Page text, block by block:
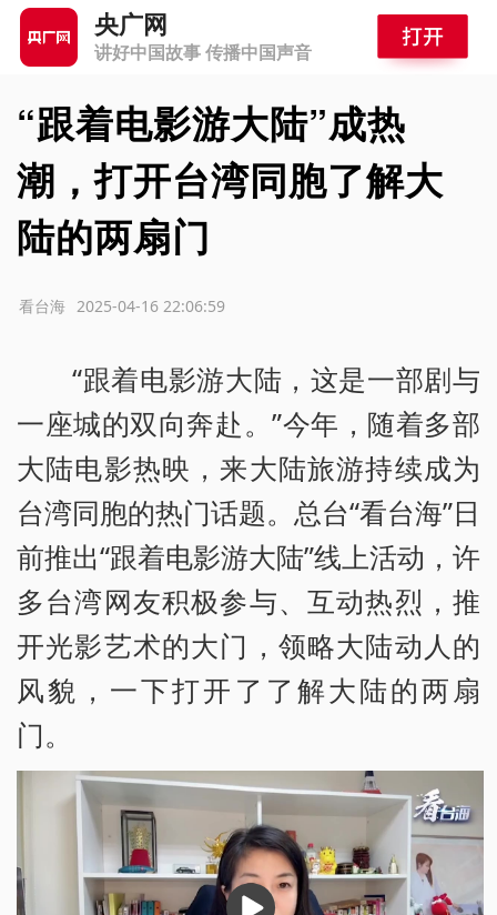
央广网
讲好中国故事 传播中国声音
“跟着电影游大陆”成热
潮，打开台湾同胞了解大
陆的两扇门
2025-04-16 22:06:59
看台海
“跟着电影游大陆，这是一部剧与
一座城的双向奔赴。”今年，随着多部
大陆电影热映，来大陆旅游持续成为
台湾同胞的热门话题。总台“看台海”日
前推出“跟着电影游大陆”线上活动，许
多台湾网友积极参与、互动热烈，推
开光影艺术的大门，领略大陆动人的
风貌，一下打开了了解大陆的两扇
门。
播
放